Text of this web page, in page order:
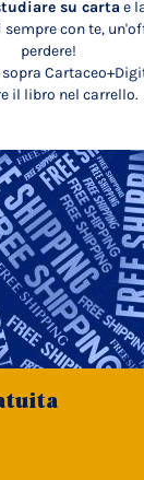
su carta e
sempre con te,
perdere!
il libro nel carrello.